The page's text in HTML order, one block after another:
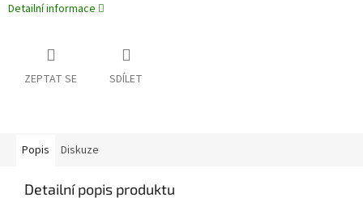
Detailní informace
ZEPTAT SE SDÍLET
Popis Diskuze
Detailní popis produktu